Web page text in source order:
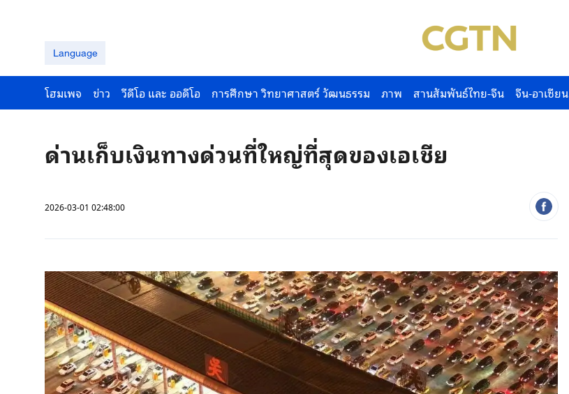
Language
โฮมเพจ ข่าว วีดีโอ และ ออดีโอ การศึกษา วิทยาศาสตร์ วัฒนธรรม ภาพ สานสัมพันธ์ไทย-จีน จีน-อาเซียน
ด่านเก็บเงินทางด่วนที่ใหญ่ที่สุดของเอเชีย
2026-03-01 02:48:00